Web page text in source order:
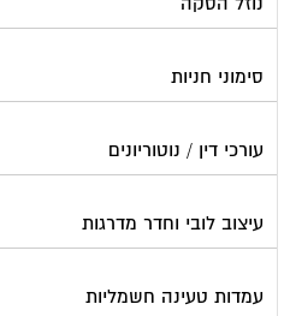
סימוני חניות
עורכי דין / נוטוריונים
עיצוב לובי וחדר מדרגות
עמדות טעינה חשמליות